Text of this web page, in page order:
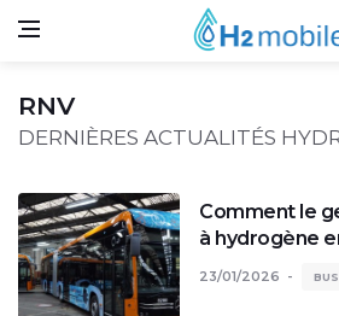
RNV
DERNIÈRES ACTUALITÉS
Comment le
à hydrogène
23/01/2026